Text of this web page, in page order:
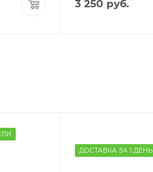
3 250 руб.
ДОСТАВКА ЗА 1 ДЕНЬ